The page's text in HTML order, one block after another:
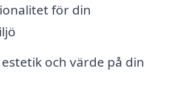
för din
och värde på din